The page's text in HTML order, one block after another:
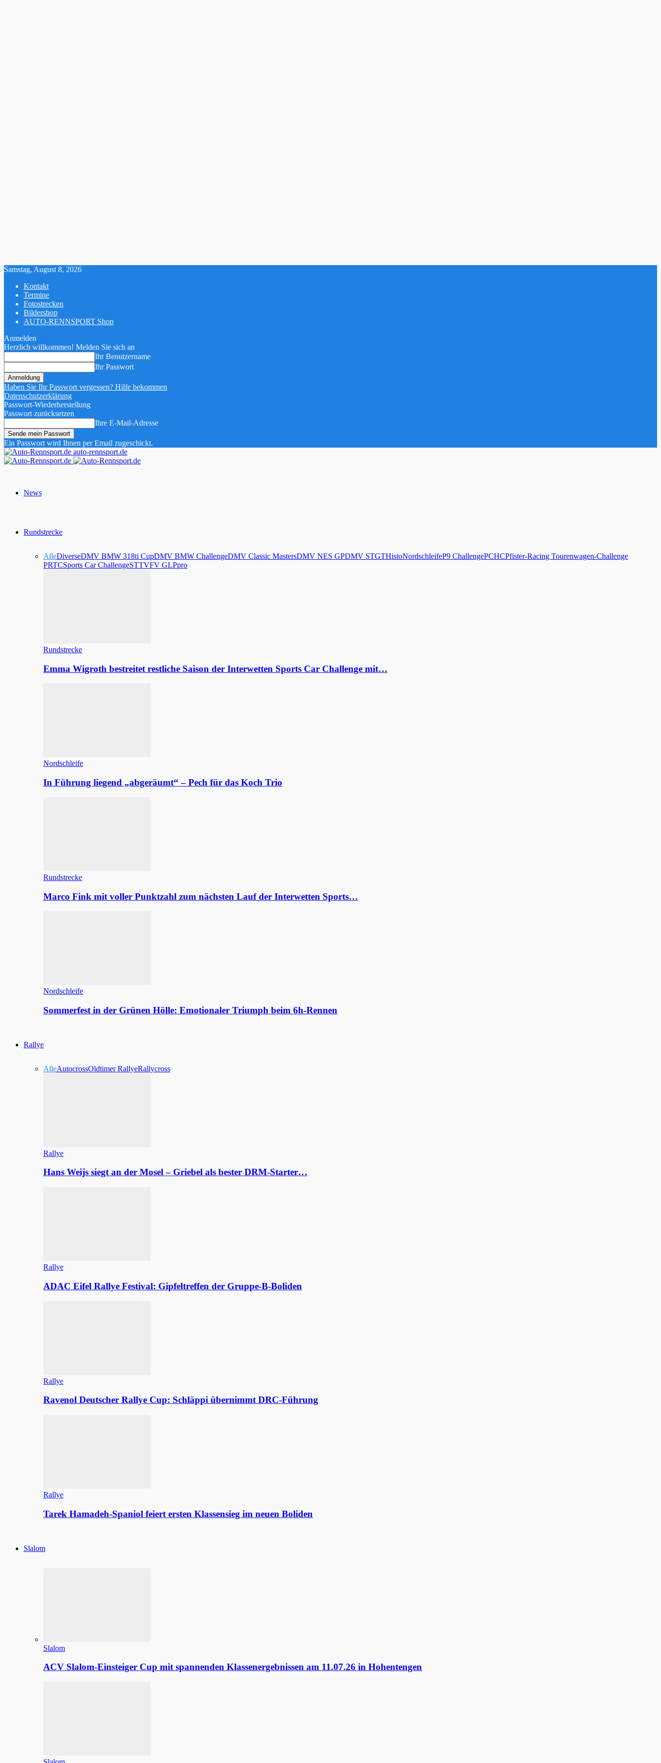
Samstag, August 8, 2026
Kontakt
Termine
Fotostrecken
Bildershop
AUTO-RENNSPORT Shop
Anmelden
Herzlich willkommen! Melden Sie sich an
Ihr Benutzername
Ihr Passwort
Haben Sie Ihr Passwort vergessen? Hilfe bekommen
Datenschutzerklärung
Passwort-Wiederherstellung
Passwort zurücksetzen
Ihre E-Mail-Adresse
Ein Passwort wird Ihnen per Email zugeschickt.
auto-rennsport.de
News
Rundstrecke
AlleDiverseDMV BMW 318ti CupDMV BMW ChallengeDMV Classic MastersDMV NES GPDMV STGTHistoNordschleifeP9 ChallengePCHCPfister-Racing Tourenwagen-Challenge
PRTCSports Car ChallengeSTTVFV GLPpro
Rundstrecke
Emma Wigroth bestreitet restliche Saison der Interwetten Sports Car Challenge mit…
Nordschleife
In Führung liegend „abgeräumt“ – Pech für das Koch Trio
Rundstrecke
Marco Fink mit voller Punktzahl zum nächsten Lauf der Interwetten Sports…
Nordschleife
Sommerfest in der Grünen Hölle: Emotionaler Triumph beim 6h-Rennen
Rallye
AlleAutocrossOldtimer RallyeRallycross
Rallye
Hans Weijs siegt an der Mosel – Griebel als bester DRM-Starter…
Rallye
ADAC Eifel Rallye Festival: Gipfeltreffen der Gruppe-B-Boliden
Rallye
Ravenol Deutscher Rallye Cup: Schläppi übernimmt DRC-Führung
Rallye
Tarek Hamadeh-Spaniol feiert ersten Klassensieg im neuen Boliden
Slalom
Slalom
ACV Slalom-Einsteiger Cup mit spannenden Klassenergebnissen am 11.07.26 in Hohentengen